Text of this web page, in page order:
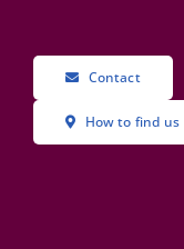
Contact
How to find us